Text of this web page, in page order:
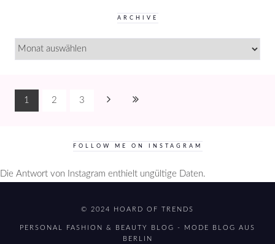
ARCHIVE
ARCHIVE
1 2 3
FOLLOW ME ON INSTAGRAM
Die Antwort von Instagram enthielt ungültige Daten.
© 2024 HOARD OF TRENDS
PERSONAL FASHION & BEAUTY BLOG - MODE BLOG AUS
BERLIN